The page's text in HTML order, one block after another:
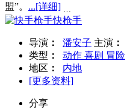
盟”。 ...[详细] …
导演 ： 潘安子 主演 ：
类型 ： 动作 喜剧 冒险
地区 ：
内地
[更多资料]
分享